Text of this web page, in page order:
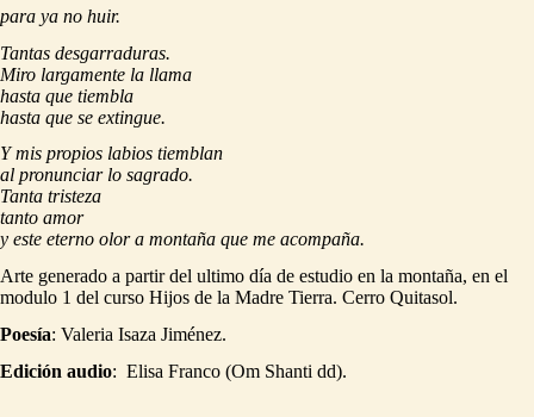
para ya no huir.
Tantas desgarraduras.
Miro largamente la llama
hasta que tiembla
hasta que se extingue.
Y mis propios labios tiemblan
al pronunciar lo sagrado.
Tanta tristeza
tanto amor
y este eterno olor a montaña que me acompaña.
Arte generado a partir del ultimo día de estudio en la montaña, en el
modulo 1 del curso Hijos de la Madre Tierra. Cerro Quitasol.
Poesía: Valeria Isaza Jiménez.
Edición audio: Elisa Franco (Om Shanti dd).